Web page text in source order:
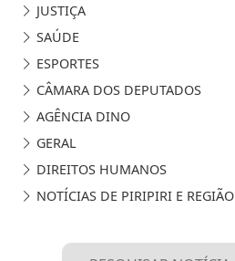
JUSTIÇA
SAÚDE
ESPORTES
CÂMARA DOS DEPUTADOS
AGÊNCIA DINO
GERAL
DIREITOS HUMANOS
NOTÍCIAS DE PIRIPIRI E REGIÃO